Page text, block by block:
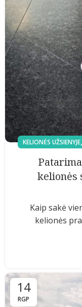
KELIONĖS UŽSIENYJE,
kelionės
Kaip sakė
kelionės
14
RGP